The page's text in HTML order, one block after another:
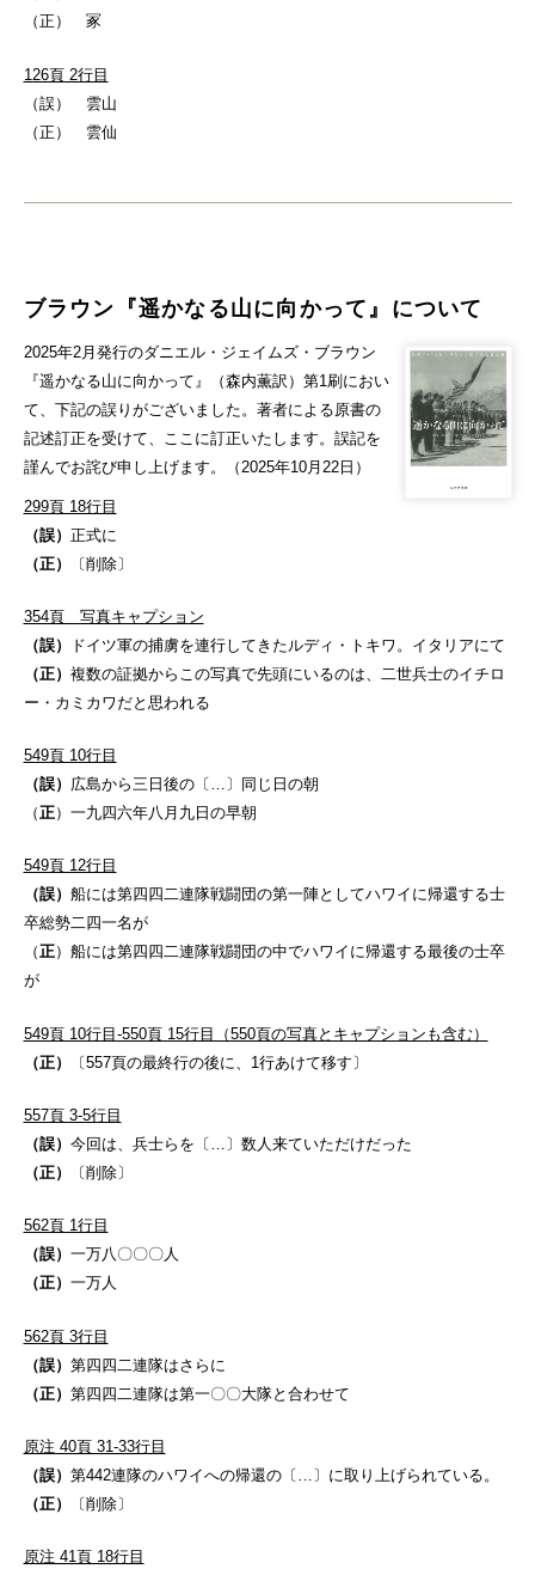
（正） 冢
126頁 2行目
（誤） 雲山
（正） 雲仙
ブラウン『遥かなる山に向かって』について
2025年2月発行のダニエル・ジェイムズ・ブラウン
『遥かなる山に向かって』（森内薫訳）第1刷におい
て、下記の誤りがございました。著者による原書の
記述訂正を受けて、ここに訂正いたします。誤記を
謹んでお詫び申し上げます。（2025年10月22日）
299頁 18行目
（誤） 正式に
（正）
〔削除〕
354頁 写真キャプション
（誤）
ドイツ軍の捕虜を連行してきたルディ・トキワ。イタリアにて
（正） 複数の証拠からこの写真で先頭にいるのは、二世兵士のイチロ
ー・カミカワだと思われる
549頁 10行目
（誤） 広島から三日後の〔…〕同じ日の朝
（正）一九四六年八月九日の早朝
549頁 12行目
（誤） 船には第四四二連隊戦闘団の第一陣としてハワイに帰還する士
卒総勢二四一名が
（正）船には第四四二連隊戦闘団の中でハワイに帰還する最後の士卒
が
549頁 10行目-550頁 15行目（550頁の写真とキャプションも含む）
（正）
〔557頁の最終行の後に、1行あけて移す〕
557頁 3-5行目
（誤） 今回は、兵士らを〔…〕数人来ていただけだった
（正）
〔削除〕
562頁 1行目
（誤） 一万八〇〇〇人
（正） 一万人
562頁 3行目
（誤） 第四四二連隊はさらに
（正） 第四四二連隊は第一〇〇大隊と合わせて
原注 40頁 31-33行目
（誤） 第442連隊のハワイへの帰還の〔…〕に取り上げられている。
（正）
〔削除〕
原注 41頁 18行目